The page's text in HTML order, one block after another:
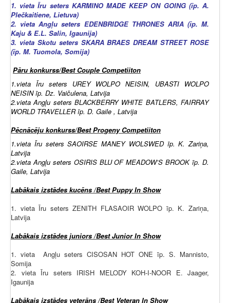
1. vieta Īru seters KARMINO MADE KEEP ON GOING (īp. A.
Plečkaitiene, Lietuva)
2. vieta Angļu seters EDENBRIDGE THRONES ARIA (īp. M.
Kaju & E.L. Salin, Igaunija)
3. vieta Skotu seters SKARA BRAES DREAM STREET ROSE
(īp. M. Tuomola, Somija)
Pāru konkurss/Best Couple Competiiton
1.vieta Īru seters UREY WOLPO NEISIN, UBASTI WOLPO
NEISIN īp. Dz. Vaičulena, Latvija
2.vieta Angļu seters BLACKBERRY WHITE BATLERS, FAIRRAY
WORLD TRAVELLER īp. D. Gaile , Latvija
Pēcnācēju konkurss/Best Progeny Competiiton
1.vieta Īru seters SAOIRSE MANEY WOLSWED īp. K. Zariņa,
Latvija
2.vieta Angļu seters OSIRIS BLU OF MEADOW’S BROOK īp. D.
Gaile, Latvija
Labākais izstādes kucēns /Best Puppy In Show
1. vieta Īru seters ZENITH FLASAOIR WOLPO īp. K. Zariņa,
Latvija
Labākais izstādes juniors /Best Junior In Show
1. vieta Angļu seters CISOSAN HOT ONE īp. S. Mannisto,
Somija
2. vieta Īru seters IRISH MELODY KOH-I-NOOR E. Jaager,
Igaunija
Labākais izstādes veterāns /Best Veteran In Show